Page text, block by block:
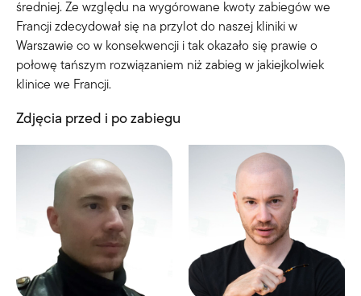
średniej. Ze względu na wygórowane kwoty zabiegów we
Francji zdecydował się na przylot do naszej kliniki w
Warszawie co w konsekwencji i tak okazało się prawie o
połowę tańszym rozwiązaniem niż zabieg w jakiejkolwiek
klinice we Francji.
Zdjęcia przed i po zabiegu